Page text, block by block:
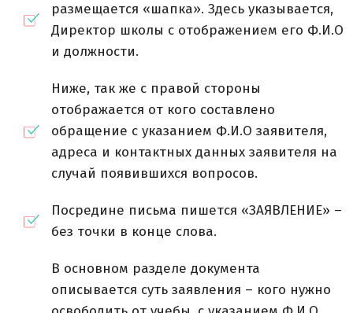
размещается «шапка». Здесь указывается,
Директор школы с отображением его Ф.И.О
и должности.
Ниже, так же с правой стороны
отображается от кого составлено
обращение с указанием Ф.И.О заявителя,
адреса и контактных данных заявителя на
случай появившихся вопросов.
Посредине письма пишется «ЗАЯВЛЕНИЕ» –
без точки в конце слова.
В основном разделе документа
описывается суть заявления – кого нужно